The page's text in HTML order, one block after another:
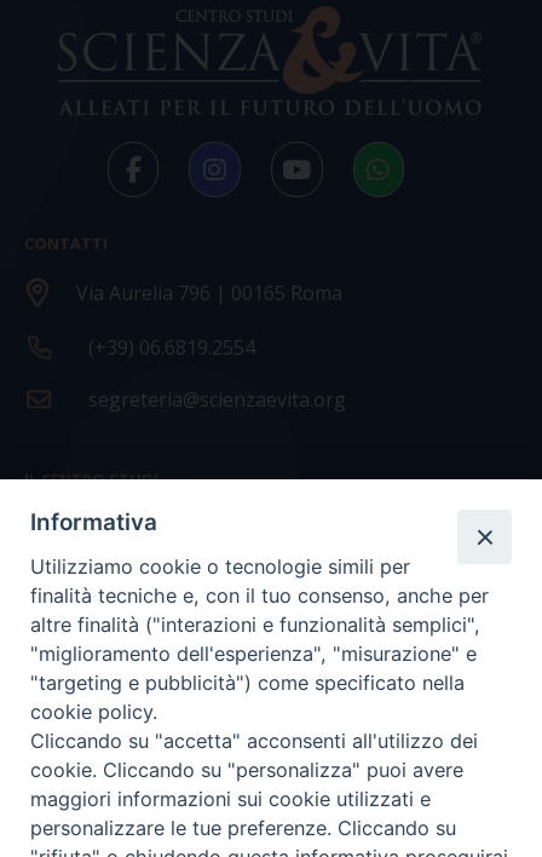
CONTATTI
Via Aurelia 796 | 00165 Roma
(+39) 06.6819.2554
segreteria@scienzaevita.org
IL CENTRO STUDI
La nostra storia
Statuto
Presidenza e ufficio presidenza
Consiglio scientifico
Coordinamento nazionale
Informativa
Utilizziamo cookie o tecnologie simili per
finalità tecniche e, con il tuo consenso, anche per
altre finalità ("interazioni e funzionalità semplici",
"miglioramento dell'esperienza", "misurazione" e
"targeting e pubblicità") come specificato nella
cookie policy.
Cliccando su "accetta" acconsenti all'utilizzo dei
cookie. Cliccando su "personalizza" puoi avere
maggiori informazioni sui cookie utilizzati e
personalizzare le tue preferenze. Cliccando su